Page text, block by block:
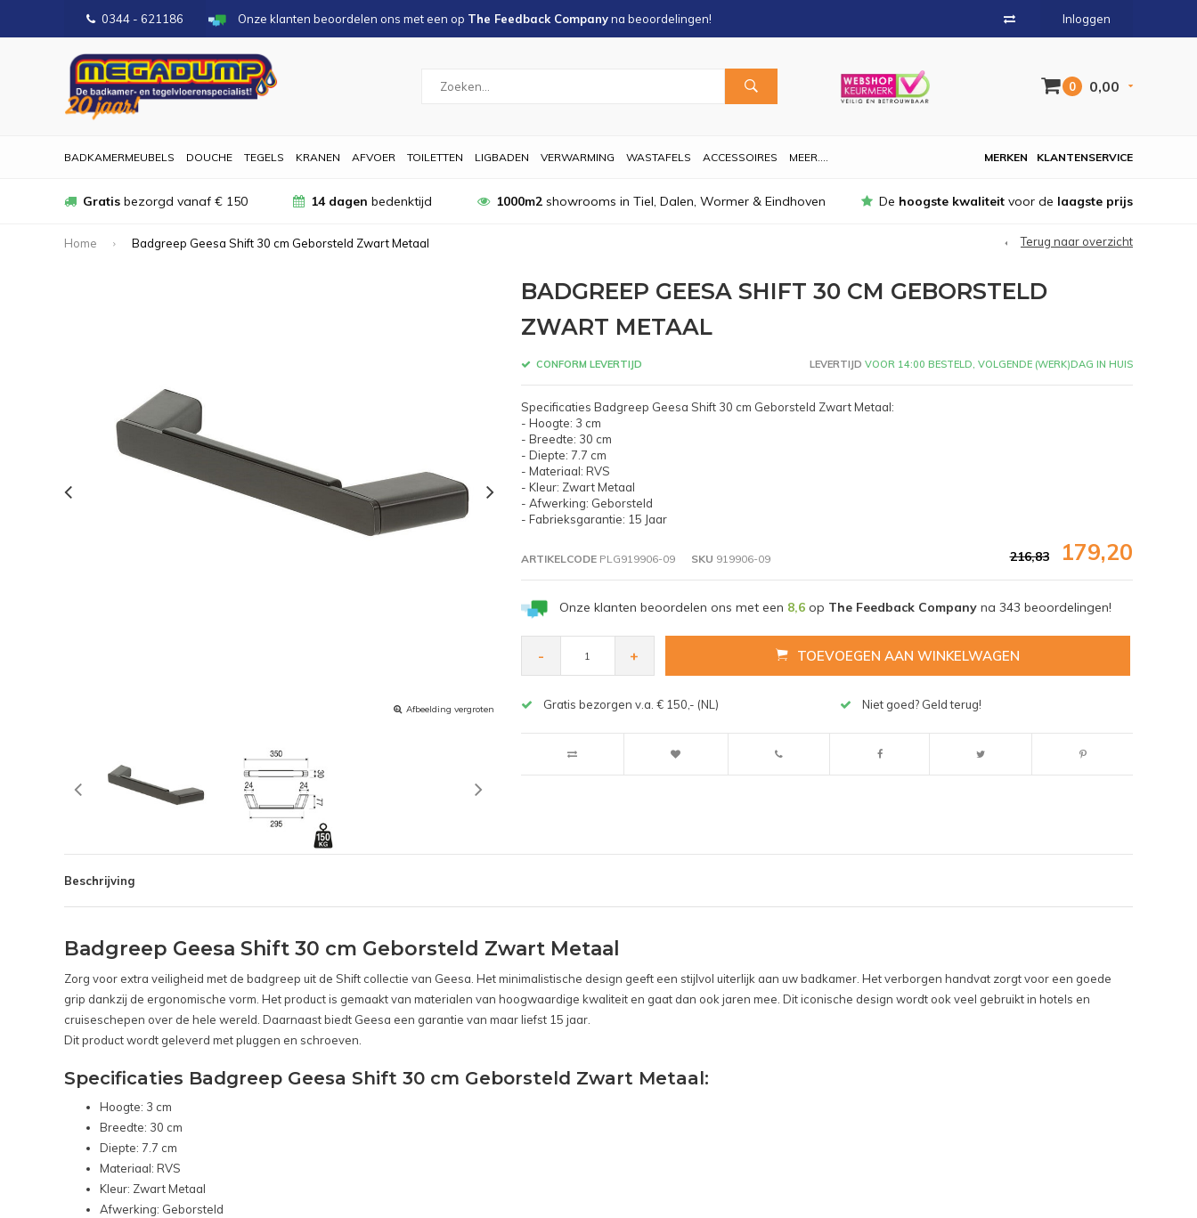
0344 - 621186 Onze klanten beoordelen ons met een op The Feedback Companyna beoordelingen! Inloggen
0 0,00
BADKAMERMEUBELS DOUCHE TEGELS KRANEN AFVOER TOILETTEN LIGBADEN VERWARMING WASTAFELS ACCESSOIRES MEER.... KLANTENSERVICE
MERKEN
Gratis bezorgd vanaf € 150 14 dagen bedenktijd 1000m2showrooms in Tiel, Dalen, Wormer & Eindhoven De hoogste kwaliteit voor de laagste prijs
Home Badgreep Geesa Shift 30 cm Geborsteld Zwart Metaal Terug naar overzicht
Afbeelding vergroten Afbeelding vergroten
BADGREEP GEESA SHIFT 30 CM GEBORSTELD
ZWART METAAL
CONFORM LEVERTIJD LEVERTIJD VOOR 14:00 BESTELD, VOLGENDE (WERK)DAG IN HUIS
Specificaties Badgreep Geesa Shift 30 cm Geborsteld Zwart Metaal:
- Hoogte: 3 cm
- Breedte: 30 cm
- Diepte: 7.7 cm
- Materiaal: RVS
- Kleur: Zwart Metaal
- Afwerking: Geborsteld
- Fabrieksgarantie: 15 Jaar
ARTIKELCODEPLG919906-09 SKU 919906-09 216,83 179,20
Onze klanten beoordelen ons met een 8,6op The Feedback Companyna 343 beoordelingen!
- + TOEVOEGEN AAN WINKELWAGEN
Gratis bezorgen v.a. € 150,- (NL) Niet goed? Geld terug!
Beschrijving
Badgreep Geesa Shift 30 cm Geborsteld Zwart Metaal
Zorg voor extra veiligheid met de badgreep uit de Shift collectie van Geesa. Het minimalistische design geeft een stijlvol uiterlijk aan uw badkamer. Het verborgen handvat zorgt voor een goede
grip dankzij de ergonomische vorm. Het product is gemaakt van materialen van hoogwaardige kwaliteit en gaat dan ook jaren mee. Dit iconische design wordt ook veel gebruikt in hotels en
cruiseschepen over de hele wereld. Daarnaast biedt Geesa een garantie van maar liefst 15 jaar.
Dit product wordt geleverd met pluggen en schroeven.
Specificaties Badgreep Geesa Shift 30 cm Geborsteld Zwart Metaal:
Hoogte: 3 cm
Breedte: 30 cm
Diepte: 7.7 cm
Materiaal: RVS
Kleur: Zwart Metaal
Afwerking: Geborsteld